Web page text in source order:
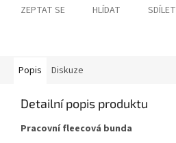
ZEPTAT SE HLÍDAT SDÍLET
Popis Diskuze
Detailní popis produktu
Pracovní fleecová bunda